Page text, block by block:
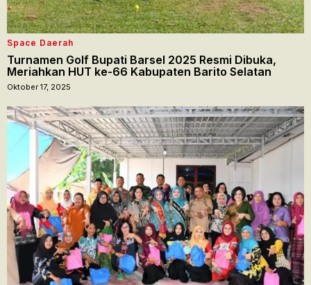
Space Daerah
Turnamen Golf Bupati Barsel 2025 Resmi Dibuka,
Meriahkan HUT ke-66 Kabupaten Barito Selatan
Oktober 17, 2025